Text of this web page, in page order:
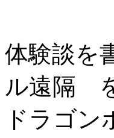
体験談を
ル遠隔
ドラゴ